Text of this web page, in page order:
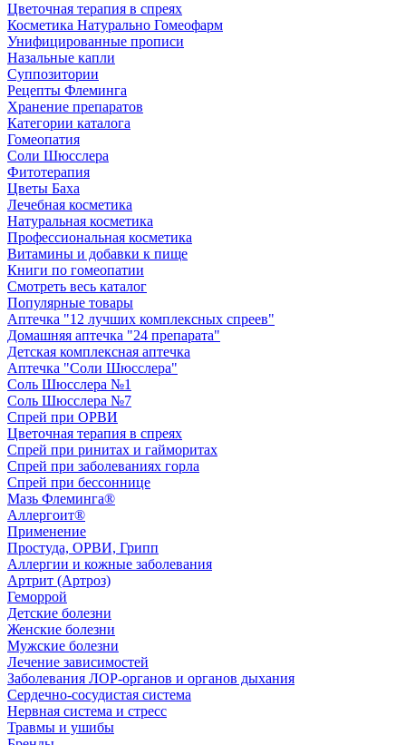
Цветочная терапия в спреях
Косметика Натурально Гомеофарм
Унифицированные прописи
Назальные капли
Суппозитории
Рецепты Флеминга
Хранение препаратов
Категории каталога
Гомеопатия
Соли Шюсслера
Фитотерапия
Цветы Баха
Лечебная косметика
Натуральная косметика
Профессиональная косметика
Витамины и добавки к пище
Книги по гомеопатии
Смотреть весь каталог
Популярные товары
Аптечка "12 лучших комплексных спреев"
Домашняя аптечка "24 препарата"
Детская комплексная аптечка
Аптечка "Соли Шюсслера"
Соль Шюсслера №1
Соль Шюсслера №7
Спрей при ОРВИ
Цветочная терапия в спреях
Спрей при ринитах и гайморитах
Спрей при заболеваниях горла
Спрей при бессоннице
Мазь Флеминга®
Аллергоит®
Применение
Простуда, ОРВИ, Грипп
Аллергии и кожные заболевания
Артрит (Артроз)
Геморрой
Детские болезни
Женские болезни
Мужские болезни
Лечение зависимостей
Заболевания ЛОР-органов и органов дыхания
Сердечно-сосудистая система
Нервная система и стресс
Травмы и ушибы